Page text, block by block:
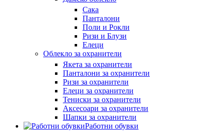
Сака
Панталони
Поли и Рокли
Ризи и Блузи
Елеци
Облекло за охранители
Якета за охранители
Панталони за охранители
Ризи за охранители
Елеци за охранители
Тениски за охранители
Аксесоари за охранители
Шапки за охранители
Работни обувки